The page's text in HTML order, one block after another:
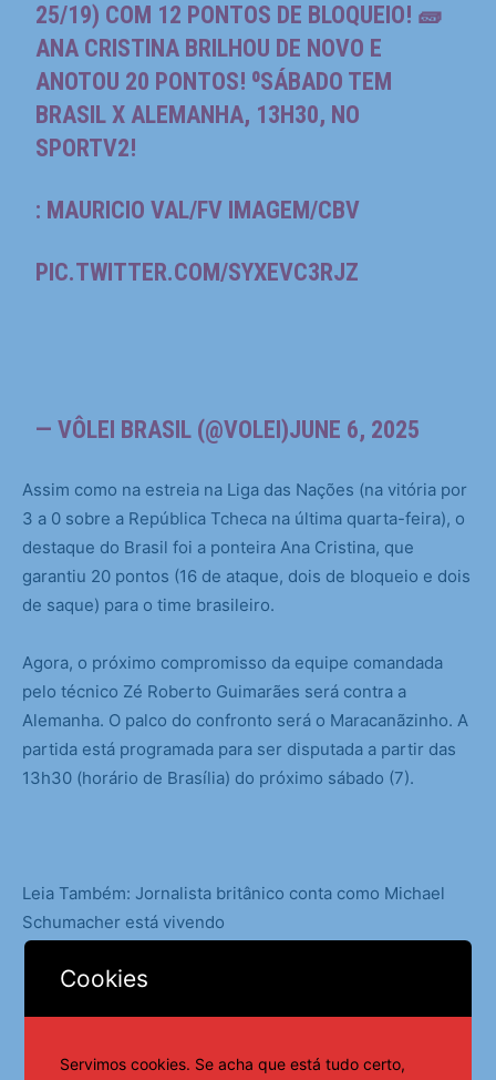
25/19) COM 12 PONTOS DE BLOQUEIO! 🧱
ANA CRISTINA BRILHOU DE NOVO E
ANOTOU 20 PONTOS! ⁰SÁBADO TEM
BRASIL X ALEMANHA, 13H30, NO
SPORTV2!
: MAURICIO VAL/FV IMAGEM/CBV
PIC.TWITTER.COM/SYXEVC3RJZ
— VÔLEI BRASIL (@VOLEI)JUNE 6, 2025
Assim como na estreia na Liga das Nações (na vitória por
3 a 0 sobre a República Tcheca na última quarta-feira), o
destaque do Brasil foi a ponteira Ana Cristina, que
garantiu 20 pontos (16 de ataque, dois de bloqueio e dois
de saque) para o time brasileiro.
Agora, o próximo compromisso da equipe comandada
pelo técnico Zé Roberto Guimarães será contra a
Alemanha. O palco do confronto será o Maracanãzinho. A
partida está programada para ser disputada a partir das
13h30 (horário de Brasília) do próximo sábado (7).
Leia Também: Jornalista britânico conta como Michael
Schumacher está vivendo
Cookies
Servimos cookies. Se acha que está tudo certo,